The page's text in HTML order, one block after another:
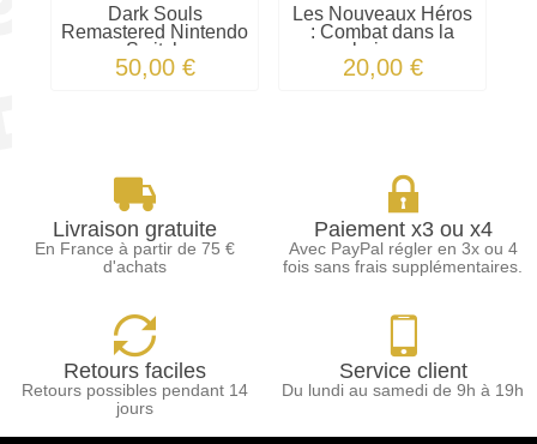
Dark Souls
Remastered Nintendo
Switch
50,00 €
Les Nouveaux Héros
: Combat dans la
baies...
20,00 €
Livraison gratuite
En France à partir de 75 €
d'achats
Paiement x3 ou x4
Avec PayPal régler en 3x ou 4
fois sans frais supplémentaires.
Retours faciles
Retours possibles pendant 14
jours
Service client
Du lundi au samedi de 9h à 19h